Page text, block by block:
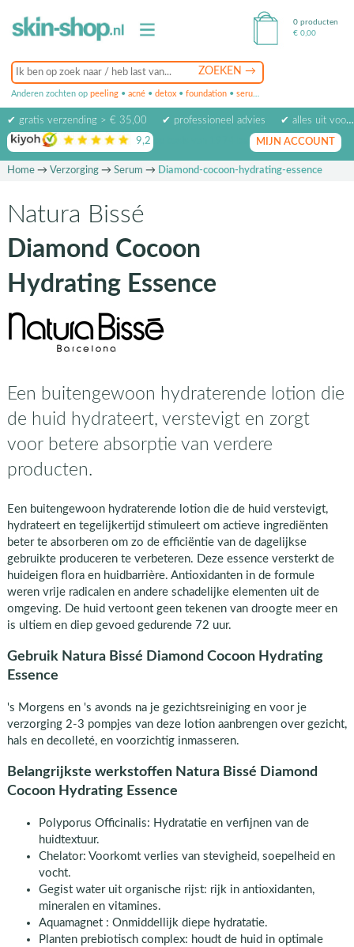
Anderen zochten op peeling • acné • detox • foundation • serum
0 producten
€ 0,00
✔ gratis verzending > € 35,00 ✔ professioneel advies
✔ alles uit voorraad leverbaar
9,2 op basis van beoordelingen
MIJN ACCOUNT
Home→ Verzorging→ Serum → Diamond-cocoon-hydrating-essence
Natura Bissé
Diamond Cocoon
Hydrating Essence
Een buitengewoon hydraterende lotion die
de huid hydrateert, verstevigt en zorgt
voor betere absorptie van verdere
producten.
Een buitengewoon hydraterende lotion die de huid verstevigt,
hydrateert en tegelijkertijd stimuleert om actieve ingrediënten
beter te absorberen om zo de efficiëntie van de dagelijkse
gebruikte produceren te verbeteren. Deze essence versterkt de
huideigen flora en huidbarrière. Antioxidanten in de formule
weren vrije radicalen en andere schadelijke elementen uit de
omgeving. De huid vertoont geen tekenen van droogte meer en
is ultiem en diep gevoed gedurende 72 uur.
Gebruik Natura Bissé Diamond Cocoon Hydrating
Essence
's Morgens en 's avonds na je gezichtsreiniging en voor je
verzorging 2-3 pompjes van deze lotion aanbrengen over gezicht,
hals en decolleté, en voorzichtig inmasseren.
Belangrijkste werkstoffen Natura Bissé Diamond
Cocoon Hydrating Essence
Polyporus Officinalis: Hydratatie en verfijnen van de
huidtextuur.
Chelator: Voorkomt verlies van stevigheid, soepelheid en
vocht.
Gegist water uit organische rijst: rijk in antioxidanten,
mineralen en vitamines.
Aquamagnet : Onmiddellijk diepe hydratatie.
Planten prebiotisch complex: houdt de huid in optimale